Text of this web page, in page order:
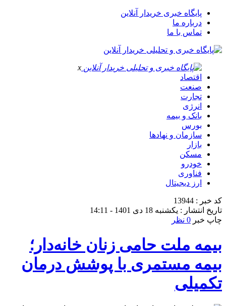
پایگاه خبری خریدار آنلاین
درباره ما
تماس با ما
x
اقتصاد
صنعت
تجارت
انرژی
بانک و بیمه
بورس
سازمان و نهادها
بازار
مسکن
خودرو
فناوری
ارز دیجیتال
کد خبر : 13944
تاریخ انتشار : یکشنبه 18 دی 1401 - 14:11
چاپ خبر 0 نظر
بیمه ملت حامی زنان خانه‌دار؛
بیمه مستمری با پوشش درمان
تکمیلی